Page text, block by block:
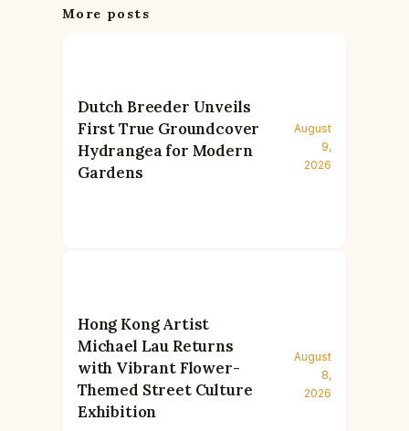
More posts
Dutch Breeder Unveils
First True Groundcover
Hydrangea for Modern
Gardens
August
9,
2026
Hong Kong Artist
Michael Lau Returns
with Vibrant Flower-
Themed Street Culture
Exhibition
August
8,
2026